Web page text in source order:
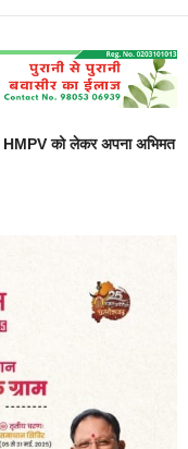
HMPV को लेकर अपना अभिमत